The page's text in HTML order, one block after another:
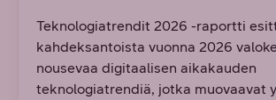
Teknologiatrendit 2026 -raportti
kahdeksantoista vuonna 2026
nousevaa digitaalisen aikakauden
teknologiatrendiä, jotka muovaavat